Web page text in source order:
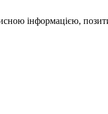
інформацією,